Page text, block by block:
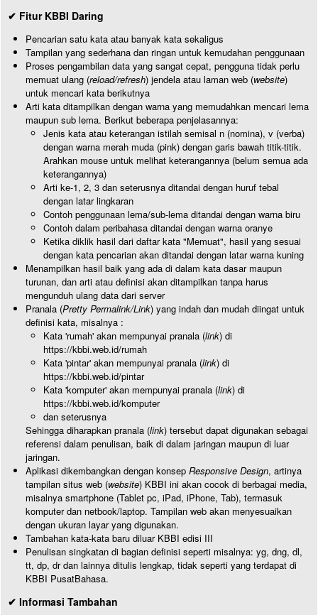
✔ Fitur KBBI Daring
Pencarian satu kata atau banyak kata sekaligus
Tampilan yang sederhana dan ringan untuk kemudahan penggunaan
Proses pengambilan data yang sangat cepat, pengguna tidak perlu
memuat ulang (reload/refresh) jendela atau laman web (website)
untuk mencari kata berikutnya
Arti kata ditampilkan dengan warna yang memudahkan mencari lema
maupun sub lema. Berikut beberapa penjelasannya:
Jenis kata atau keterangan istilah semisal n (nomina), v (verba)
dengan warna merah muda (pink) dengan garis bawah titik-titik.
Arahkan mouse untuk melihat keterangannya (belum semua ada
keterangannya)
Arti ke-1, 2, 3 dan seterusnya ditandai dengan huruf tebal
dengan latar lingkaran
Contoh penggunaan lema/sub-lema ditandai dengan warna biru
Contoh dalam peribahasa ditandai dengan warna oranye
Ketika diklik hasil dari daftar kata "Memuat", hasil yang sesuai
dengan kata pencarian akan ditandai dengan latar warna kuning
Menampilkan hasil baik yang ada di dalam kata dasar maupun
turunan, dan arti atau definisi akan ditampilkan tanpa harus
mengunduh ulang data dari server
Pranala (Pretty Permalink/Link) yang indah dan mudah diingat untuk
definisi kata, misalnya :
Kata 'rumah' akan mempunyai pranala (link) di
https://kbbi.web.id/rumah
Kata 'pintar' akan mempunyai pranala (link) di
https://kbbi.web.id/pintar
Kata 'komputer' akan mempunyai pranala (link) di
https://kbbi.web.id/komputer
dan seterusnya
Sehingga diharapkan pranala (link) tersebut dapat digunakan sebagai
referensi dalam penulisan, baik di dalam jaringan maupun di luar
jaringan.
Aplikasi dikembangkan dengan konsep Responsive Design, artinya
tampilan situs web (website) KBBI ini akan cocok di berbagai media,
misalnya smartphone (Tablet pc, iPad, iPhone, Tab), termasuk
komputer dan netbook/laptop. Tampilan web akan menyesuaikan
dengan ukuran layar yang digunakan.
Tambahan kata-kata baru diluar KBBI edisi III
Penulisan singkatan di bagian definisi seperti misalnya: yg, dng, dl,
tt, dp, dr dan lainnya ditulis lengkap, tidak seperti yang terdapat di
KBBI PusatBahasa.
✔ Informasi Tambahan